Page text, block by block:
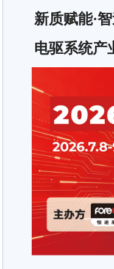
新质赋能·
电驱系统产